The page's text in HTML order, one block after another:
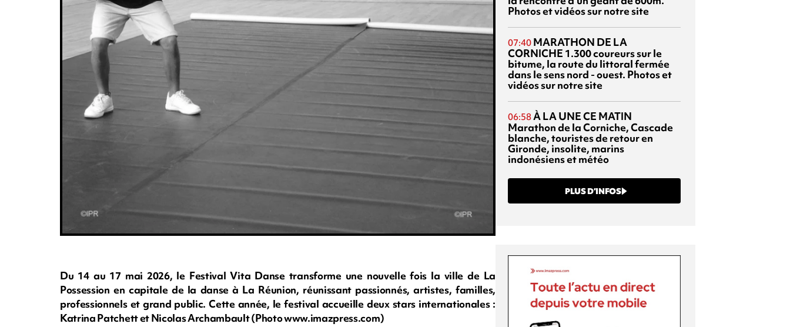
Du 14 au 17 mai 2026, le Festival Vita Danse transforme une nouvelle fois la ville de La
Possession en capitale de la danse à La Réunion, réunissant passionnés, artistes, familles,
professionnels et grand public. Cette année, le festival accueille deux stars internationales :
Katrina Patchett et Nicolas Archambault (Photo www.imazpress.com)
Photos et vidéos sur notre site
07:40 MARATHON DE LA
CORNICHE 1.300 coureurs sur le
bitume, la route du littoral fermée
dans le sens nord - ouest. Photos et
vidéos sur notre site
06:58À LA UNE CE MATIN
Marathon de la Corniche, Cascade
blanche, touristes de retour en
Gironde, insolite, marins
indonésiens et météo
PLUS D’INFOS